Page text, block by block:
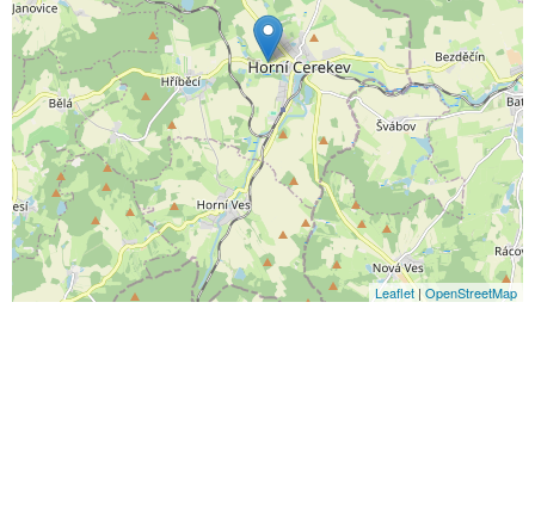
Leaflet |OpenStreetMap